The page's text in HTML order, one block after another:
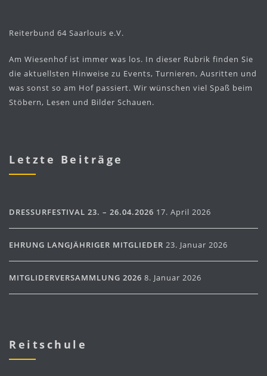
Reiterbund 64 Saarlouis e.V.
Am Wiesenhof ist immer was los. In dieser Rubrik finden Sie
die aktuellsten Hinweise zu Events, Turnieren, Ausritten und
was sonst so am Hof passiert. Wir wünschen viel Spaß beim
Stöbern, Lesen und Bilder Schauen.
Letzte Beiträge
DRESSURFESTIVAL 23. – 26.04.2026 17. April 2026
EHRUNG LANGJÄHRIGER MITGLIEDER 23. Januar 2026
MITGLIDERVERSAMMLUNG 2026 8. Januar 2026
Reitschule